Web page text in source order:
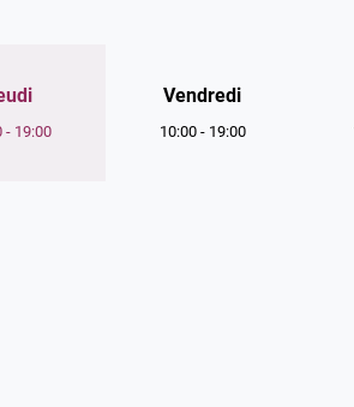
- 19:00
Vendredi
10:00 - 19:00